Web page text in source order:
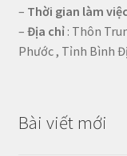
– Thời gian làm việc
– Địa chỉ: Thôn
Phước , Tỉnh Bình
Bài viết mới